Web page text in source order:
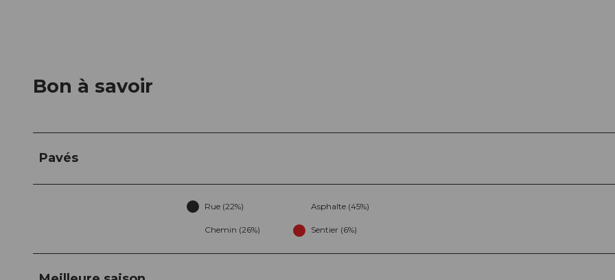
Bon à savoir
Pavés
Rue (22%) Asphalte (45%)
Chemin (26%) Sentier (6%)